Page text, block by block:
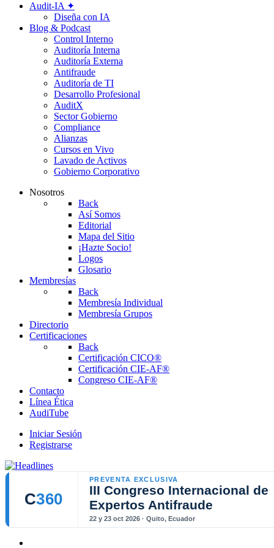
Audit-IA ✦
Diseña con IA
Blog & Podcast
Control Interno
Auditoría Interna
Auditoría Externa
Antifraude
Auditoría de TI
Desarrollo Profesional
AuditX
Sector Gobierno
Compliance
Alianzas
Cursos en Vivo
Lavado de Activos
Gobierno Corporativo
Nosotros
Back
Así Somos
Editorial
Mapa del Sitio
¡Hazte Socio!
Logos
Glosario
Membresías
Back
Membresía Individual
Membresía Grupos
Directorio
Certificaciones
Back
Certificación CICO®
Certificación CIE-AF®
Congreso CIE-AF®
Contacto
Línea Ética
AudiTube
Iniciar Sesión
Registrarse
C360
PREVENTA EXCLUSIVA
III Congreso Internacional de
Expertos Antifraude
22 y 23 oct 2026 · Quito, Ecuador